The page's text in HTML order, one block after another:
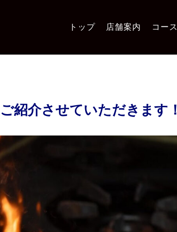
トップ 店舗案内 コース
紹介させていただきます！